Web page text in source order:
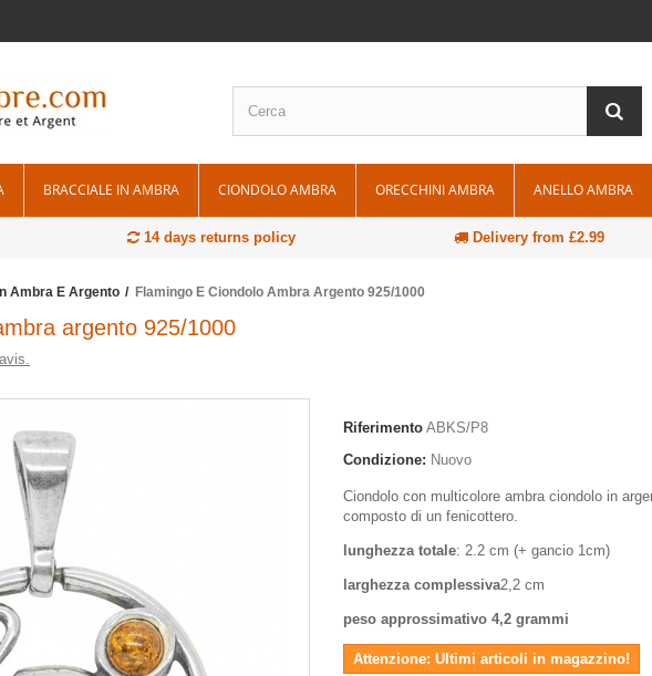
BRACCIALE IN AMBRA CIONDOLO AMBRA ORECCHINI AMBRA ANELLO AMBRA
14 days returns policy Delivery from £2.99
Ambra E Argento Flamingo E Ciondolo Ambra Argento 925/1000
argento 925/1000
Riferimento ABKS/P8
Condizione: Nuovo
Ciondolo con multicolore ambra ciondolo in
composto di un fenicottero.
lunghezza totale: 2.2 cm (+ gancio 1cm)
larghezza complessiva2,2 cm
peso approssimativo 4,2 grammi
Attenzione: Ultimi articoli in magazzino!